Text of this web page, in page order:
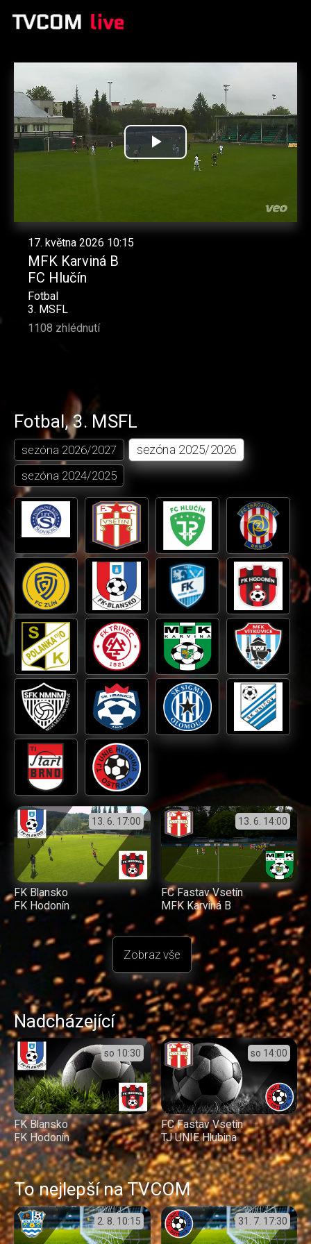
Přehrát
17. května 2026 10:15
MFK Karviná B
FC Hlučín
Fotbal
3. MSFL
1108 zhlédnutí
Fotbal,3. MSFL
sezóna 2026/2027 sezóna 2025/2026
sezóna 2024/2025
13. 6. 17:00
FK Blansko
FK Hodonín
13. 6. 14:00
FC Fastav Vsetín
MFK Karviná B
Zobraz vše
Nadcházející
so 10:30
FK Blansko
FK Hodonín
so 14:00
FC Fastav Vsetín
TJ UNIE Hlubina
To nejlepší na TVCOM
2. 8. 10:15 31. 7. 17:30